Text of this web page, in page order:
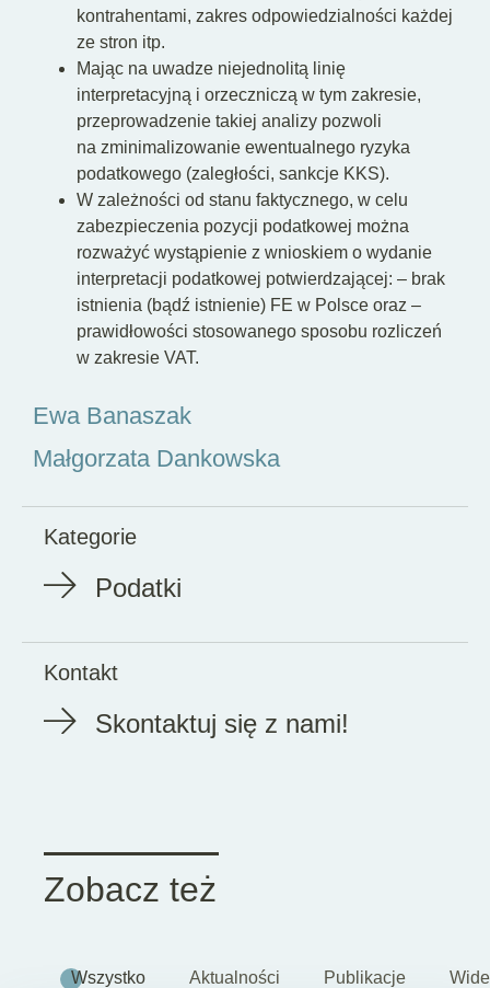
kontrahentami, zakres odpowiedzialności każdej
ze stron itp.
Mając na uwadze niejednolitą linię
interpretacyjną i orzeczniczą w tym zakresie,
przeprowadzenie takiej analizy pozwoli
na zminimalizowanie ewentualnego ryzyka
podatkowego (zaległości, sankcje KKS).
W zależności od stanu faktycznego, w celu
zabezpieczenia pozycji podatkowej można
rozważyć wystąpienie z wnioskiem o wydanie
interpretacji podatkowej potwierdzającej: – brak
istnienia (bądź istnienie) FE w Polsce oraz –
prawidłowości stosowanego sposobu rozliczeń
w zakresie VAT.
Ewa Banaszak
Małgorzata Dankowska
Kategorie
Podatki
Kontakt
Skontaktuj się z nami!
Zobacz też
Wszystko Aktualności Publikacje